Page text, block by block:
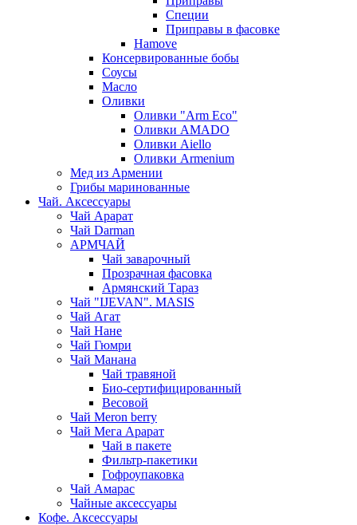
Специи
Приправы в фасовке
Hamove
Консервированные бобы
Соусы
Масло
Оливки
Оливки "Arm Eco"
Оливки AMADO
Оливки Aiello
Оливки Armenium
Мед из Армении
Грибы маринованные
Чай. Аксессуары
Чай Арарат
Чай Darman
АРМЧАЙ
Чай заварочный
Прозрачная фасовка
Армянский Тараз
Чай "IJEVAN". MASIS
Чай Агат
Чай Нане
Чай Гюмри
Чай Манана
Чай травяной
Био-сертифицированный
Весовой
Чай Meron berry
Чай Мега Арарат
Чай в пакете
Фильтр-пакетики
Гофроупаковка
Чай Амарас
Чайные аксессуары
Кофе. Аксессуары